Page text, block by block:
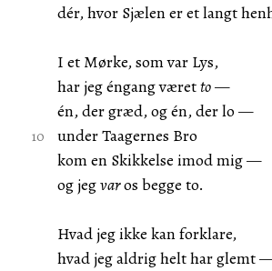
dér, hvor Sjælen er et langt
I et Mørke, som var Lys,
har jeg éngang væretto—
én, der græd, og én, der lo —
under Taagernes Bro
kom en Skikkelse imod mig —
og jegvaros begge to.
Hvad jeg ikke kan forklare,
hvad jeg aldrig helt har glemt